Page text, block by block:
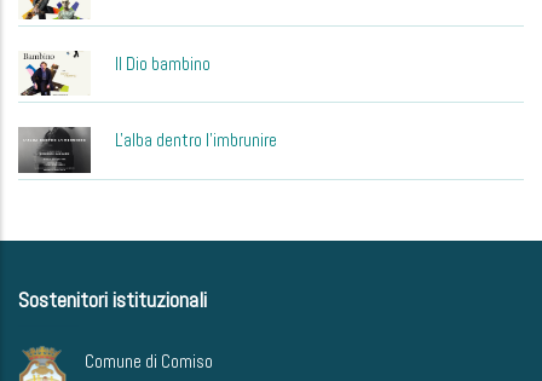
Il Dio bambino
L'alba dentro l'imbrunire
Sostenitori istituzionali
Comune di Comiso